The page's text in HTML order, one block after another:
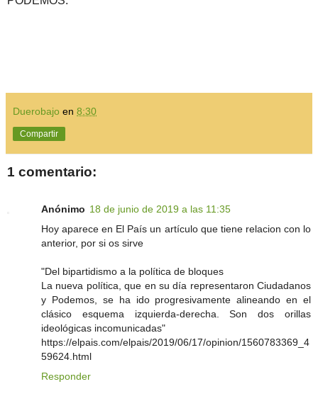
Duerobajo en 8:30
Compartir
1 comentario:
Anónimo 18 de junio de 2019 a las 11:35
Hoy aparece en El País un artículo que tiene relacion con lo
anterior, por si os sirve
"Del bipartidismo a la política de bloques
La nueva política, que en su día representaron Ciudadanos
y Podemos, se ha ido progresivamente alineando en el
clásico esquema izquierda-derecha. Son dos orillas
ideológicas incomunicadas"
https://elpais.com/elpais/2019/06/17/opinion/1560783369_4
59624.html
Responder